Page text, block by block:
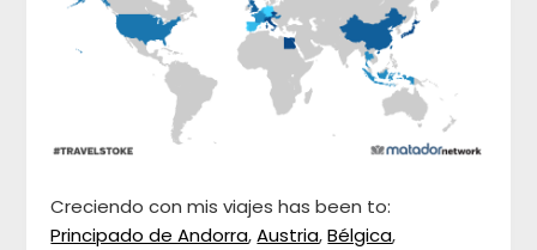
Creciendo con mis viajes has been to:
Principado de Andorra,Austria,Bélgica,